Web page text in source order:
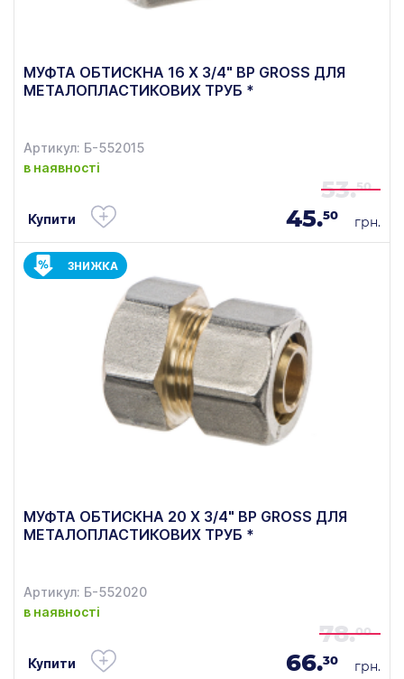
МУФТА ОБТИСКНА 16 Х 3/4" ВР GROSS ДЛЯ
МЕТАЛОПЛАСТИКОВИХ ТРУБ *
Артикул: Б-552015
в наявності
53.50
Купити 45.50 грн.
ЗНИЖКА
МУФТА ОБТИСКНА 20 Х 3/4" ВР GROSS ДЛЯ
МЕТАЛОПЛАСТИКОВИХ ТРУБ *
Артикул: Б-552020
в наявності
78.00
Купити 66.30 грн.